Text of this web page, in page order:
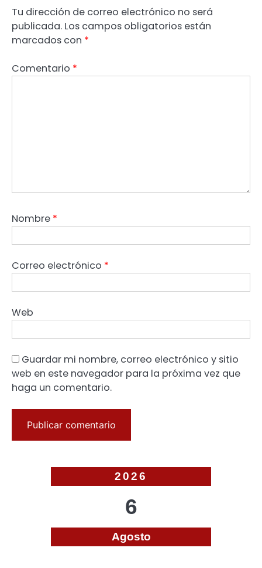
Tu dirección de correo electrónico no será
publicada. Los campos obligatorios están
marcados con *
Comentario *
Nombre *
Correo electrónico *
Web
Guardar mi nombre, correo electrónico y sitio
web en este navegador para la próxima vez que
haga un comentario.
2026
6
Agosto